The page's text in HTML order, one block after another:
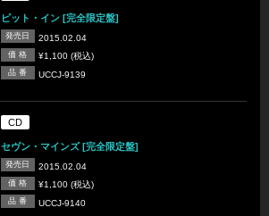
ピット・イン [完全限定盤]
発売日 2015.02.04
価 格 ¥1,100 (税込)
品 番 UCCJ-9139
CD
セヴン・マインズ [完全限定盤]
発売日 2015.02.04
価 格 ¥1,100 (税込)
品 番 UCCJ-9140